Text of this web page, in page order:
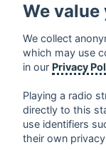
MUSIC
français ⋅ english
We
We collect
which may use
in our Privacy
Playing a radio
directly to this
use identifiers
their own